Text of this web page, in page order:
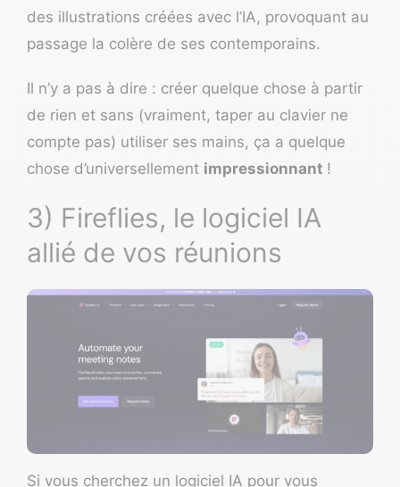
des illustrations créées avec l’IA, provoquant au
passage la colère de ses contemporains.
Il n’y a pas à dire : créer quelque chose à partir
de rien et sans (vraiment, taper au clavier ne
compte pas) utiliser ses mains, ça a quelque
chose d’universellement impressionnant !
3) Fireflies, le logiciel IA
allié de vos réunions
Si vous cherchez un logiciel IA pour vous